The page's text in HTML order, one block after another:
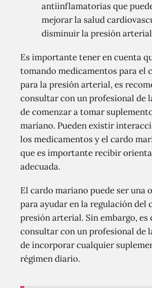
antiinflamatorias que
mejorar la salud
disminuir la presión
Es importante tener en cuenta
tomando medicamentos para el
para la presión arterial, es
consultar con un profesional de
de comenzar a tomar
mariano. Pueden existir
los medicamentos y el cardo
que es importante recibir
adecuada.
El cardo mariano puede ser una
para ayudar en la regulación del
presión arterial. Sin embargo, es
consultar con un profesional de
de incorporar cualquier
régimen diario.